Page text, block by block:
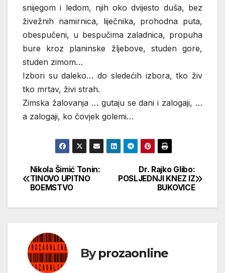
snijegom i ledom, njih oko dvijesto duša, bez
živežnih namirnica, liječnika, prohodna puta,
obespučeni, u bespučima zaladnica, propuha
bure kroz planinske žljebove, studen gore,
studen zimom…
Izbori su daleko… do sledećih izbora, tko živ
tko mrtav, živi strah.
Zimska žalovanja … gutaju se dani i zalogaji, …
a zalogaji, ko čovjek golemi…
Кретање
чланка
Dr. Rajko Glibo:
POSLJEDNJI KNEZ IZ
BUKOVICE
Nikola Šimić Tonin:
TINOVO UPITNO
BOEMSTVO
Byprozaonline